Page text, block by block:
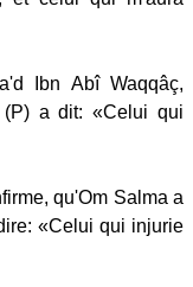
Ibn Abî Waqqâç,
(P) a dit: «Celui qui
qu'Om Salma a
«Celui qui injurie